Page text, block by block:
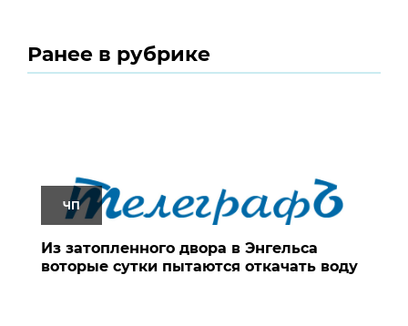
Ранее в рубрике
ЧП
Из затопленного двора в Энгельса
воторые сутки пытаются откачать воду